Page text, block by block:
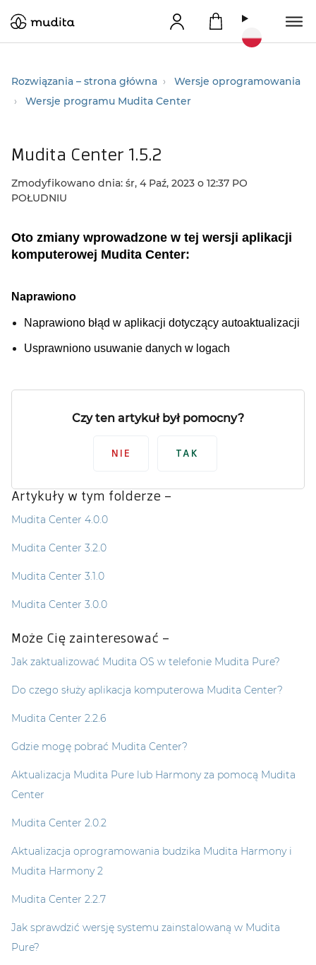
Rozwiązania – strona główna
Wersje oprogramowania
Wersje programu Mudita Center
Mudita Center 1.5.2
Zmodyfikowano dnia: śr, 4 Paź, 2023 o 12:37 PO
POŁUDNIU
Oto zmiany wprowadzone w tej wersji aplikacji
komputerowej Mudita Center:
Naprawiono
Naprawiono błąd w aplikacji dotyczący autoaktualizacji
Usprawniono usuwanie danych w logach
Czy ten artykuł był pomocny?
NIE TAK
Artykuły w tym folderze –
Mudita Center 4.0.0
Mudita Center 3.2.0
Mudita Center 3.1.0
Mudita Center 3.0.0
Może Cię zainteresować –
Jak zaktualizować Mudita OS w telefonie Mudita Pure?
Do czego służy aplikacja komputerowa Mudita Center?
Mudita Center 2.2.6
Gdzie mogę pobrać Mudita Center?
Aktualizacja Mudita Pure lub Harmony za pomocą Mudita
Center
Mudita Center 2.0.2
Aktualizacja oprogramowania budzika Mudita Harmony i
Mudita Harmony 2
Mudita Center 2.2.7
Jak sprawdzić wersję systemu zainstalowaną w Mudita
Pure?